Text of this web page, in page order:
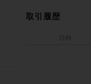
取引履歴
日時